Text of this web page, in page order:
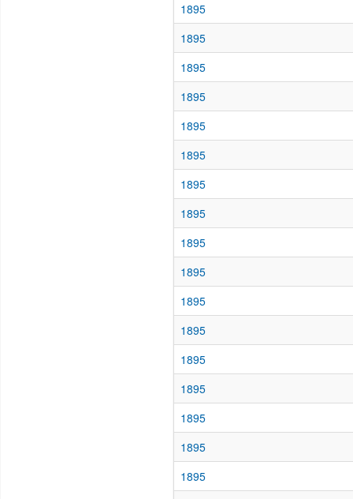
1895
1895
1895
1895
1895
1895
1895
1895
1895
1895
1895
1895
1895
1895
1895
1895
1895